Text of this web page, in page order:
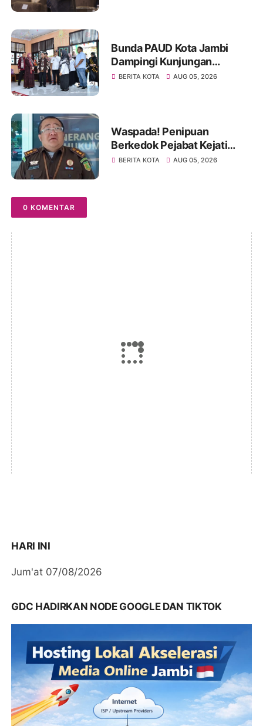
Bunda PAUD Kota Jambi
Dampingi Kunjungan
Kemendikdasmen, Perkuat
BERITA KOTA AUG 05, 2026
Waspada! Penipuan
Berkedok Pejabat Kejati
Jambi, Warga Diminta
BERITA KOTA AUG 05, 2026
0 KOMENTAR
HARI INI
Jum'at 07/08/2026
GDC HADIRKAN NODE GOOGLE DAN TIKTOK